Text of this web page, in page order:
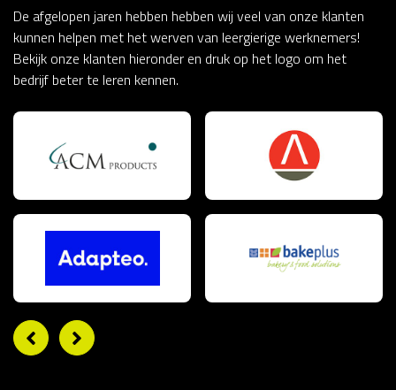
De afgelopen jaren hebben hebben wij veel van onze klanten
kunnen helpen met het werven van leergierige werknemers!
Bekijk onze klanten hieronder en druk op het logo om het
bedrijf beter te leren kennen.